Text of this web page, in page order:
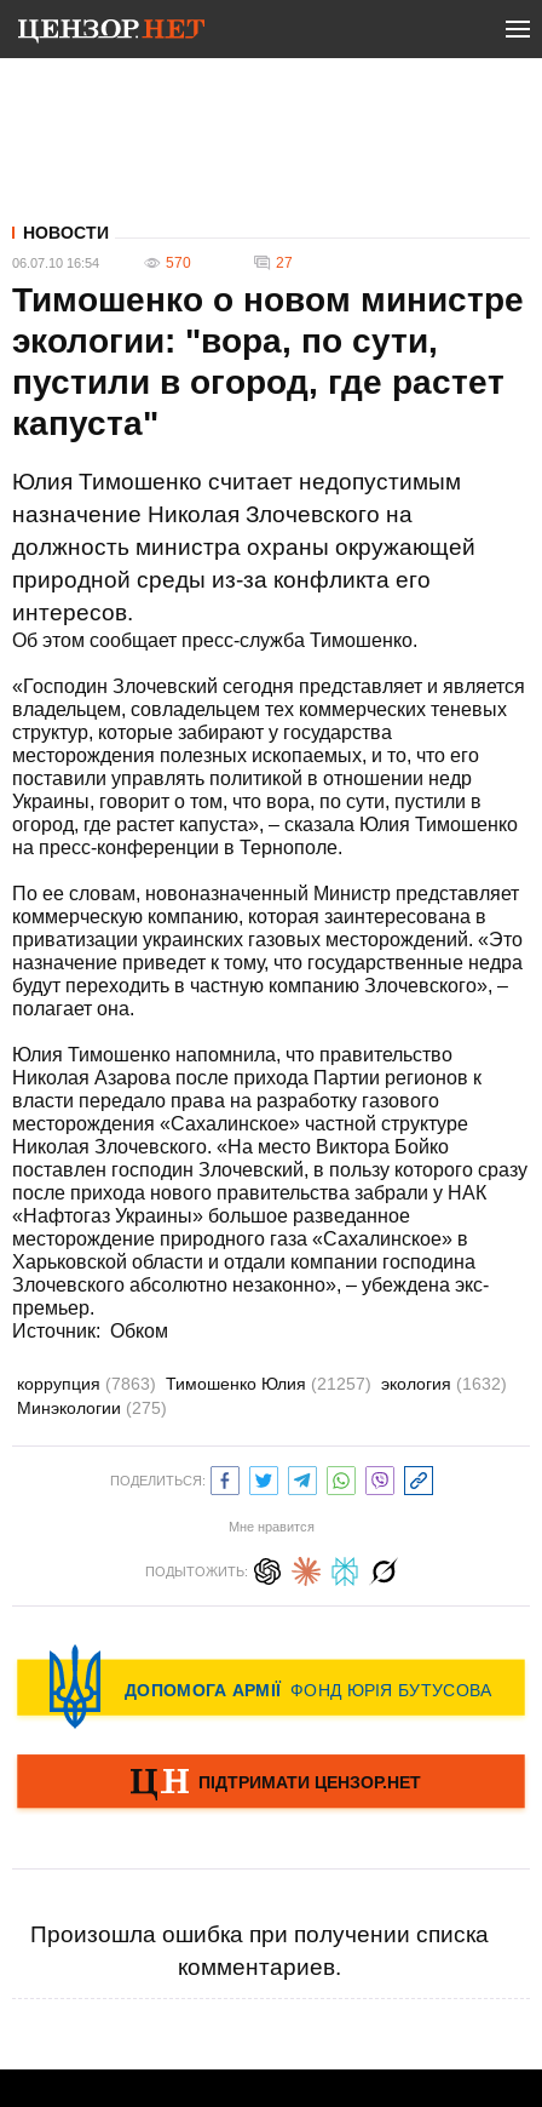
НОВОСТИ
06.07.10 16:54 570 27
Тимошенко о новом министре
экологии: "вора, по сути,
пустили в огород, где растет
капуста"
Юлия Тимошенко считает недопустимым
назначение Николая Злочевского на
должность министра охраны окружающей
природной среды из-за конфликта его
интересов.
Об этом сообщает пресс-служба Тимошенко.
«Господин Злочевский сегодня представляет и является
владельцем, совладельцем тех коммерческих теневых
структур, которые забирают у государства
месторождения полезных ископаемых, и то, что его
поставили управлять политикой в отношении недр
Украины, говорит о том, что вора, по сути, пустили в
огород, где растет капуста», – сказала Юлия Тимошенко
на пресс-конференции в Тернополе.
По ее словам, новоназначенный Министр представляет
коммерческую компанию, которая заинтересована в
приватизации украинских газовых месторождений. «Это
назначение приведет к тому, что государственные недра
будут переходить в частную компанию Злочевского», –
полагает она.
Юлия Тимошенко напомнила, что правительство
Николая Азарова после прихода Партии регионов к
власти передало права на разработку газового
месторождения «Сахалинское» частной структуре
Николая Злочевского. «На место Виктора Бойко
поставлен господин Злочевский, в пользу которого сразу
после прихода нового правительства забрали у НАК
«Нафтогаз Украины» большое разведанное
месторождение природного газа «Сахалинское» в
Харьковской области и отдали компании господина
Злочевского абсолютно незаконно», – убеждена экс-
премьер.
Источник: Обком
коррупция (7863) Тимошенко Юлия (21257) экология (1632)
Минэкологии (275)
ПОДЕЛИТЬСЯ:
Мне нравится
ПОДЫТОЖИТЬ:
Произошла ошибка при получении списка
комментариев.